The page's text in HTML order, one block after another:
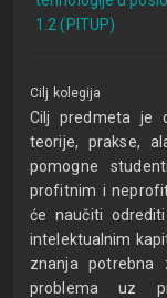
1.2 (PITUP)
Cilj kolegija
Cilj predmeta je
teorije, prakse,
pomogne
profitnim i
će naučiti
intelektualnim
znanja potrebna
problema uz